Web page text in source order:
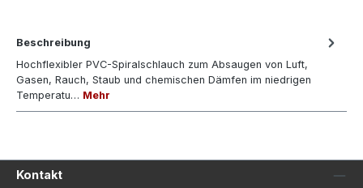
Beschreibung
Hochflexibler PVC-Spiralschlauch zum Absaugen von Luft,
Gasen, Rauch, Staub und chemischen Dämfen im niedrigen
Temperatu… Mehr
Kontakt